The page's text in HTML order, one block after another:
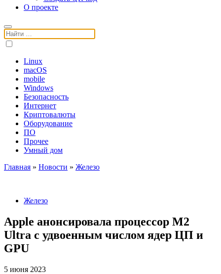
О проекте
Поиск:
Linux
macOS
mobile
Windows
Безопасность
Интернет
Криптовалюты
Оборудование
ПО
Прочее
Умный дом
Главная » Новости » Железо
Железо
Apple анонсировала процессор M2
Ultra с удвоенным числом ядер ЦП и
GPU
5 июня 2023